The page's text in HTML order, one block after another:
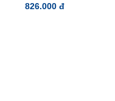
826.000 đ